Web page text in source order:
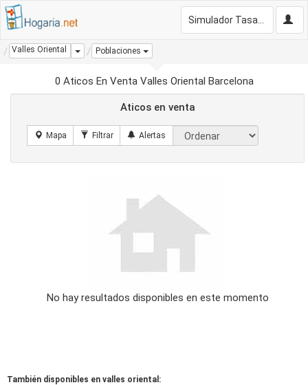
Valles Oriental Dropdown
Poblaciones
0 Aticos En Venta Valles Oriental Barcelona
Aticos en venta
No hay resultados disponibles en este momento
También disponibles en valles oriental: